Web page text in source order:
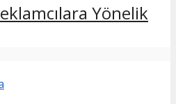
Yönelik